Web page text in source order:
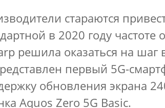
стараются
в 2020 году частоте
решила оказаться на
первый 5G-
обновления экрана
Aquos Zero 5G Basic.